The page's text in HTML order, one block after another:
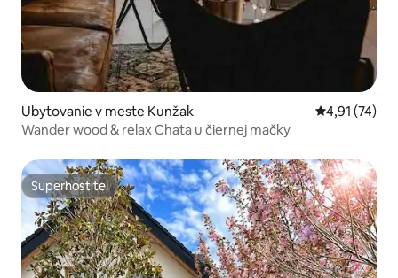
Ubytovanie v meste Kunžak Priemerné
4,91 (74)
Wander wood & relax Chata u čiernej mačky
Superhostiteľ
Superhostiteľ